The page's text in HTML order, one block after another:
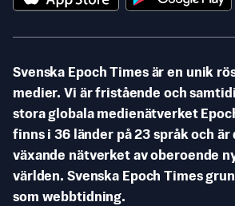
Svenska Epoch Times är en unik
medier. Vi är fristående och
stora globala medienätverket
finns i 36 länder på 23 språk och är
växande nätverket av oberoende
världen. Svenska Epoch Times
som webbtidning.